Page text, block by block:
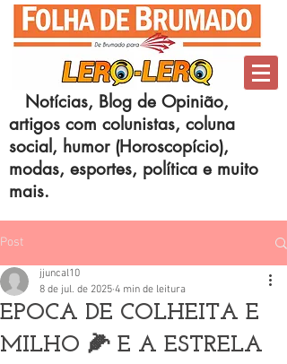
Notícias, Blog de Opinião,
artigos com colunistas, coluna
social, humor (Horoscopício),
modas, esportes, política e muito
mais.
Post
EPOCA DE COLHEITA E
MILHO 🌽 E A ESTRELA
jjuncal10
8 de jul. de 2025 4 min de leitura